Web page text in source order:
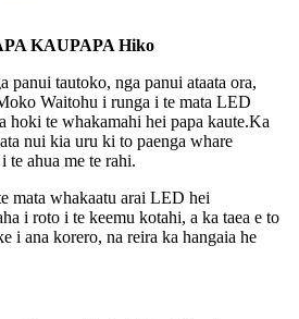
KAUPAPA Hiko
panui tautoko, nga panui ataata ora,
Waitohu i runga i te mata LED
hoki te whakamahi hei papa kaute.Ka
nui kia uru ki to paenga whare
te ahua me te rahi.
mata whakaatu arai LED hei
i roto i te keemu kotahi, a ka taea e to
i ana korero, na reira ka hangaia he